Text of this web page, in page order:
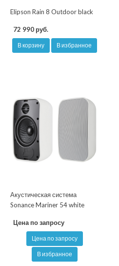
Elipson Rain 8 Outdoor black
72 990 руб.
В корзину В избранное
Акустическая система
Sonance Mariner 54 white
Цена по запросу
Цена по запросу
В избранное